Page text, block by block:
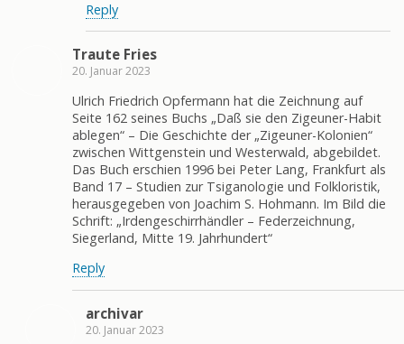
Reply
Traute Fries
20. Januar 2023
Ulrich Friedrich Opfermann hat die Zeichnung auf
Seite 162 seines Buchs „Daß sie den Zigeuner-Habit
ablegen“ – Die Geschichte der „Zigeuner-Kolonien“
zwischen Wittgenstein und Westerwald, abgebildet.
Das Buch erschien 1996 bei Peter Lang, Frankfurt als
Band 17 – Studien zur Tsiganologie und Folkloristik,
herausgegeben von Joachim S. Hohmann. Im Bild die
Schrift: „Irdengeschirrhändler – Federzeichnung,
Siegerland, Mitte 19. Jahrhundert“
Reply
archivar
20. Januar 2023